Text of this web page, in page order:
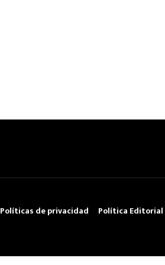
Políticas de privacidad Política Editorial